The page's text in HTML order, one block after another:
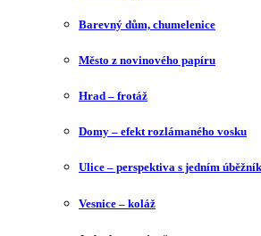
Barevný dům, chumelenice
Město z novinového papíru
Hrad – frotáž
Domy – efekt rozlámaného vosku
Ulice – perspektiva s jedním
Vesnice – koláž